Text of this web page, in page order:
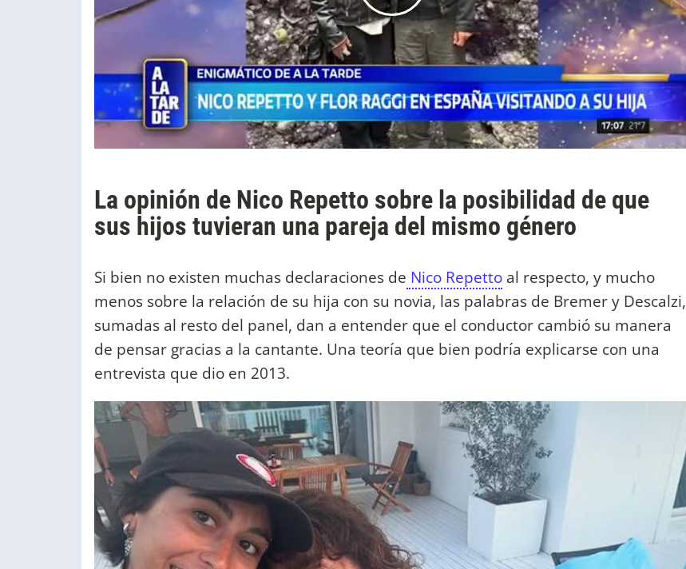
La opinión de Nico Repetto sobre la posibilidad de que
sus hijos tuvieran una pareja del mismo género
Si bien no existen muchas declaraciones de Nico Repetto al respecto, y mucho
menos sobre la relación de su hija con su novia, las palabras de Bremer y Descalzi,
sumadas al resto del panel, dan a entender que el conductor cambió su manera
de pensar gracias a la cantante. Una teoría que bien podría explicarse con una
entrevista que dio en 2013.